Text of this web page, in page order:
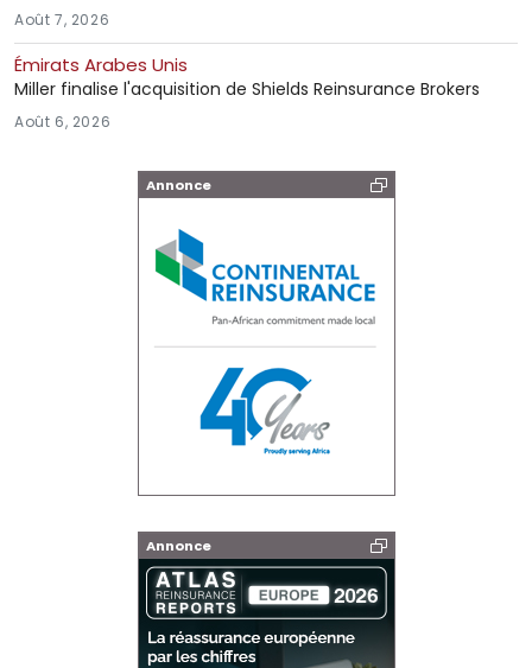
Août 7, 2026
Émirats Arabes Unis
Miller finalise l'acquisition de Shields Reinsurance Brokers
Août 6, 2026
Annonce
Annonce